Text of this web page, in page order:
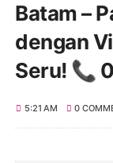
Batam –
dengan
Seru! 📞
5:21 AM 0